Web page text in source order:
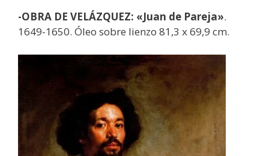
-OBRA DE VELÁZQUEZ: «Juan de Pareja».
1649-1650. Óleo sobre lienzo 81,3 x 69,9 cm.